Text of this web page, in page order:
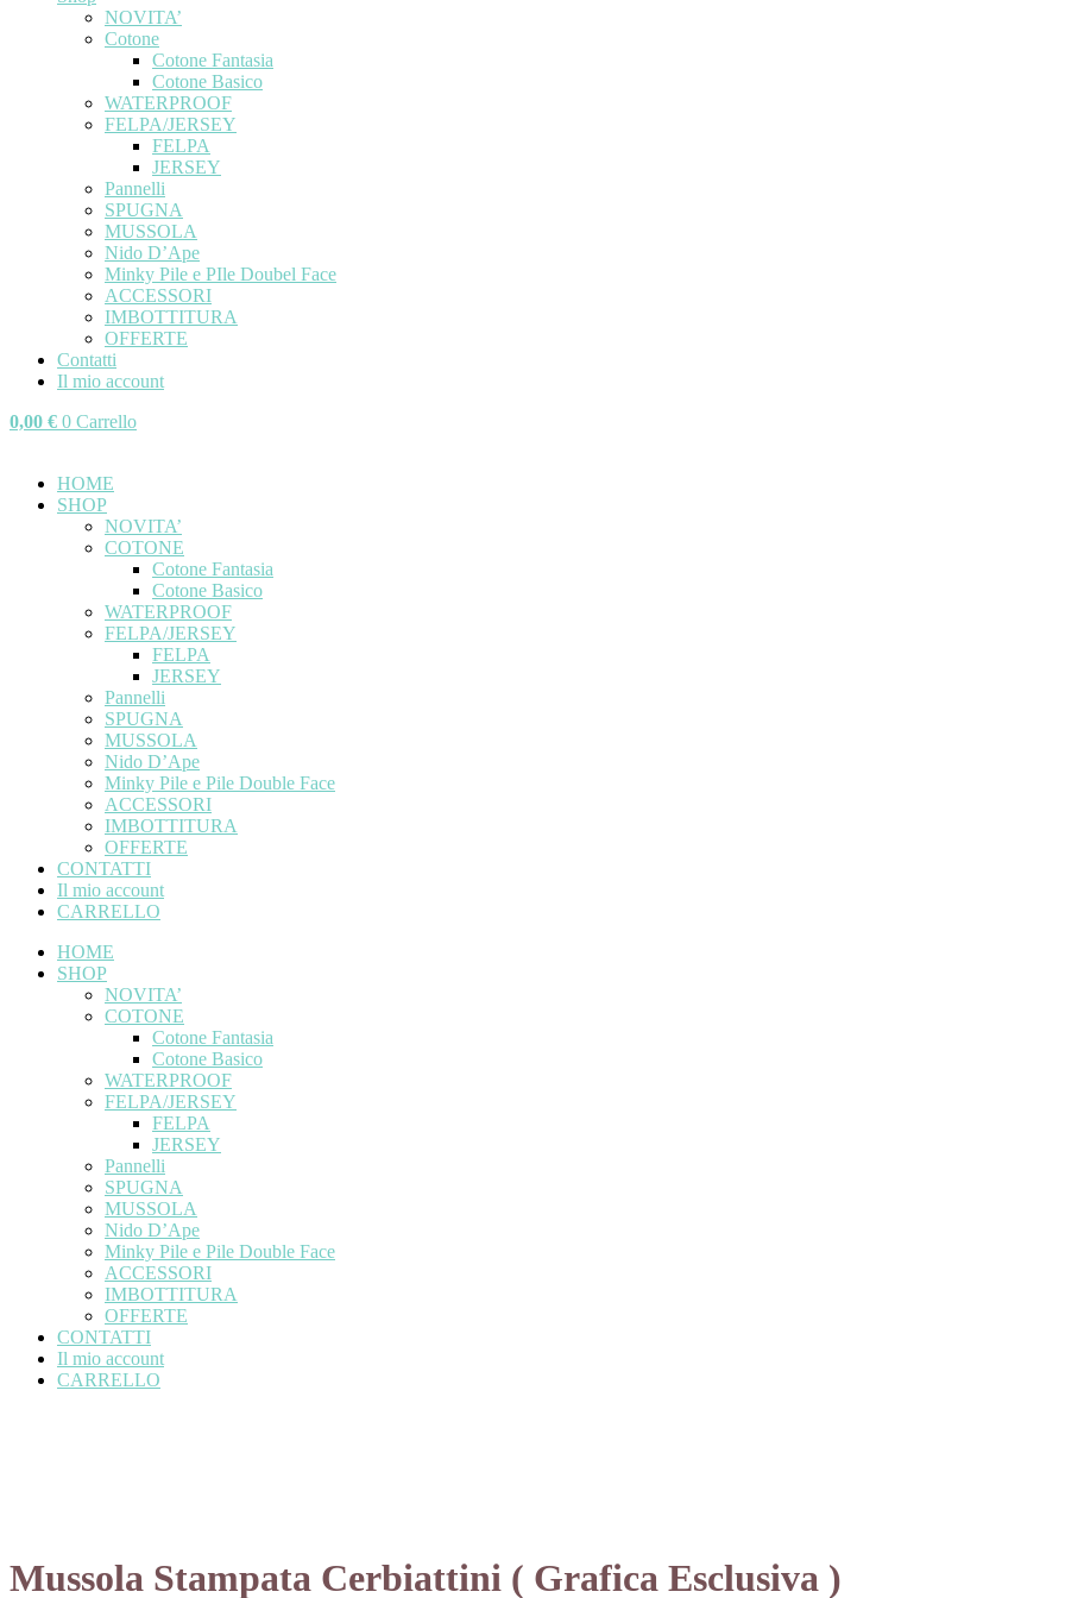
NOVITA’
Cotone
Cotone Fantasia
Cotone Basico
WATERPROOF
FELPA/JERSEY
FELPA
JERSEY
Pannelli
SPUGNA
MUSSOLA
Nido D’Ape
Minky Pile e PIle Doubel Face
ACCESSORI
IMBOTTITURA
OFFERTE
Contatti
Il mio account
0,00 € 0 Carrello
HOME
SHOP
NOVITA’
COTONE
Cotone Fantasia
Cotone Basico
WATERPROOF
FELPA/JERSEY
FELPA
JERSEY
Pannelli
SPUGNA
MUSSOLA
Nido D’Ape
Minky Pile e Pile Double Face
ACCESSORI
IMBOTTITURA
OFFERTE
CONTATTI
Il mio account
CARRELLO
HOME
SHOP
NOVITA’
COTONE
Cotone Fantasia
Cotone Basico
WATERPROOF
FELPA/JERSEY
FELPA
JERSEY
Pannelli
SPUGNA
MUSSOLA
Nido D’Ape
Minky Pile e Pile Double Face
ACCESSORI
IMBOTTITURA
OFFERTE
CONTATTI
Il mio account
CARRELLO
Mussola Stampata Cerbiattini ( Grafica Esclusiva )